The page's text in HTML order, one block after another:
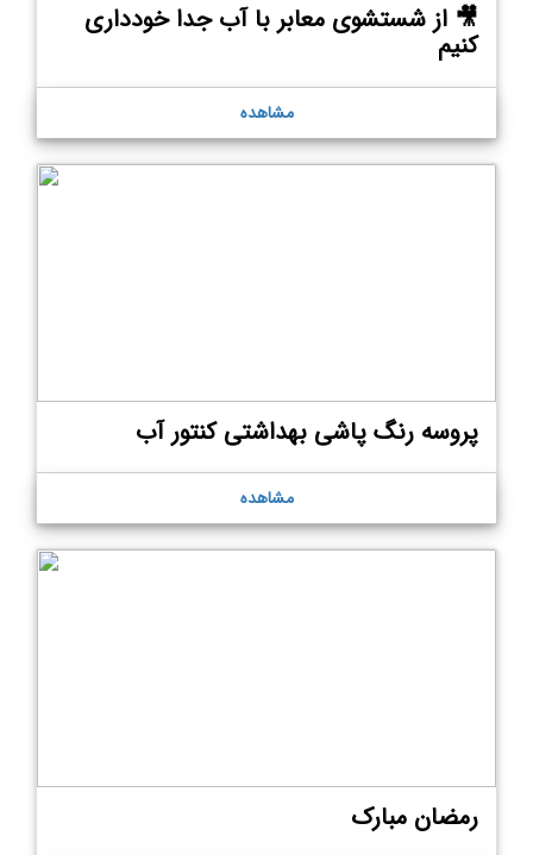
🎥 از شستشوی معابر با آب جدا خودداری
کنیم
مشاهده
پروسه رنگ پاشی بهداشتی کنتور آب
مشاهده
رمضان مبارک